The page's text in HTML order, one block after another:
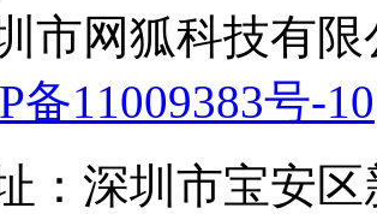
市网狐科技有限
备11009383号-10
：深圳市宝安